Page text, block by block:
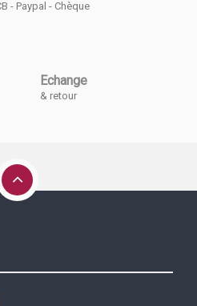
- Paypal - Chèque
Echange
& retour